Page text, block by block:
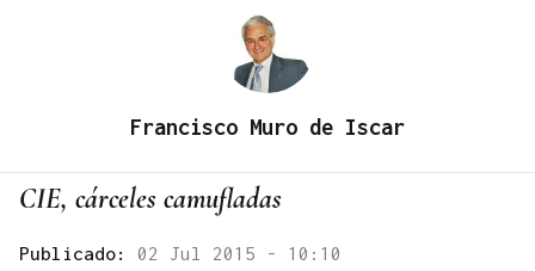
Francisco Muro de Iscar
CIE, cárceles camufladas
Publicado: 02 Jul 2015 - 10:10